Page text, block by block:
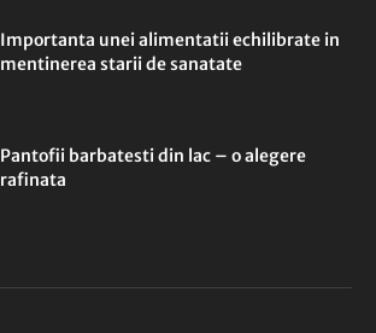
Importanta unei alimentatii echilibrate in
mentinerea starii de sanatate
Pantofii barbatesti din lac – o alegere
rafinata